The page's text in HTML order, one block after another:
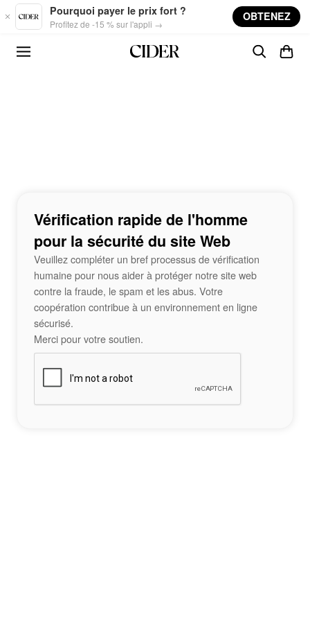
Skip to main content
Pourquoi payer le prix fort ?
Profitez de -15 % sur l'appli →
OBTENEZ
Vérification rapide de l'homme
pour la sécurité du site Web
Veuillez compléter un bref processus de vérification
humaine pour nous aider à protéger notre site web
contre la fraude, le spam et les abus. Votre
coopération contribue à un environnement en ligne
sécurisé.
Merci pour votre soutien.